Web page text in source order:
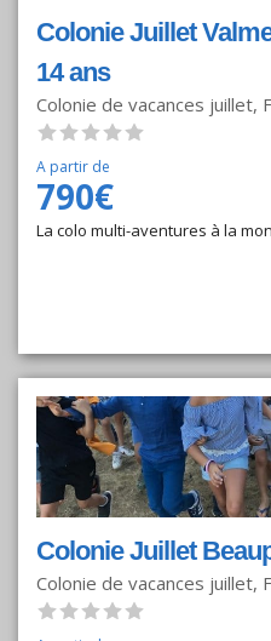
Colonie Juillet
14 ans
Colonie de vacances juillet,
A partir de
790€
La colo multi-aventures à la
Colonie Juillet
Colonie de vacances juillet,